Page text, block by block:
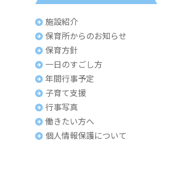
施設紹介
保育所からのお知らせ
保育方針
一日のすごし方
年間行事予定
子育て支援
行事写真
働きたい方へ
個人情報保護について